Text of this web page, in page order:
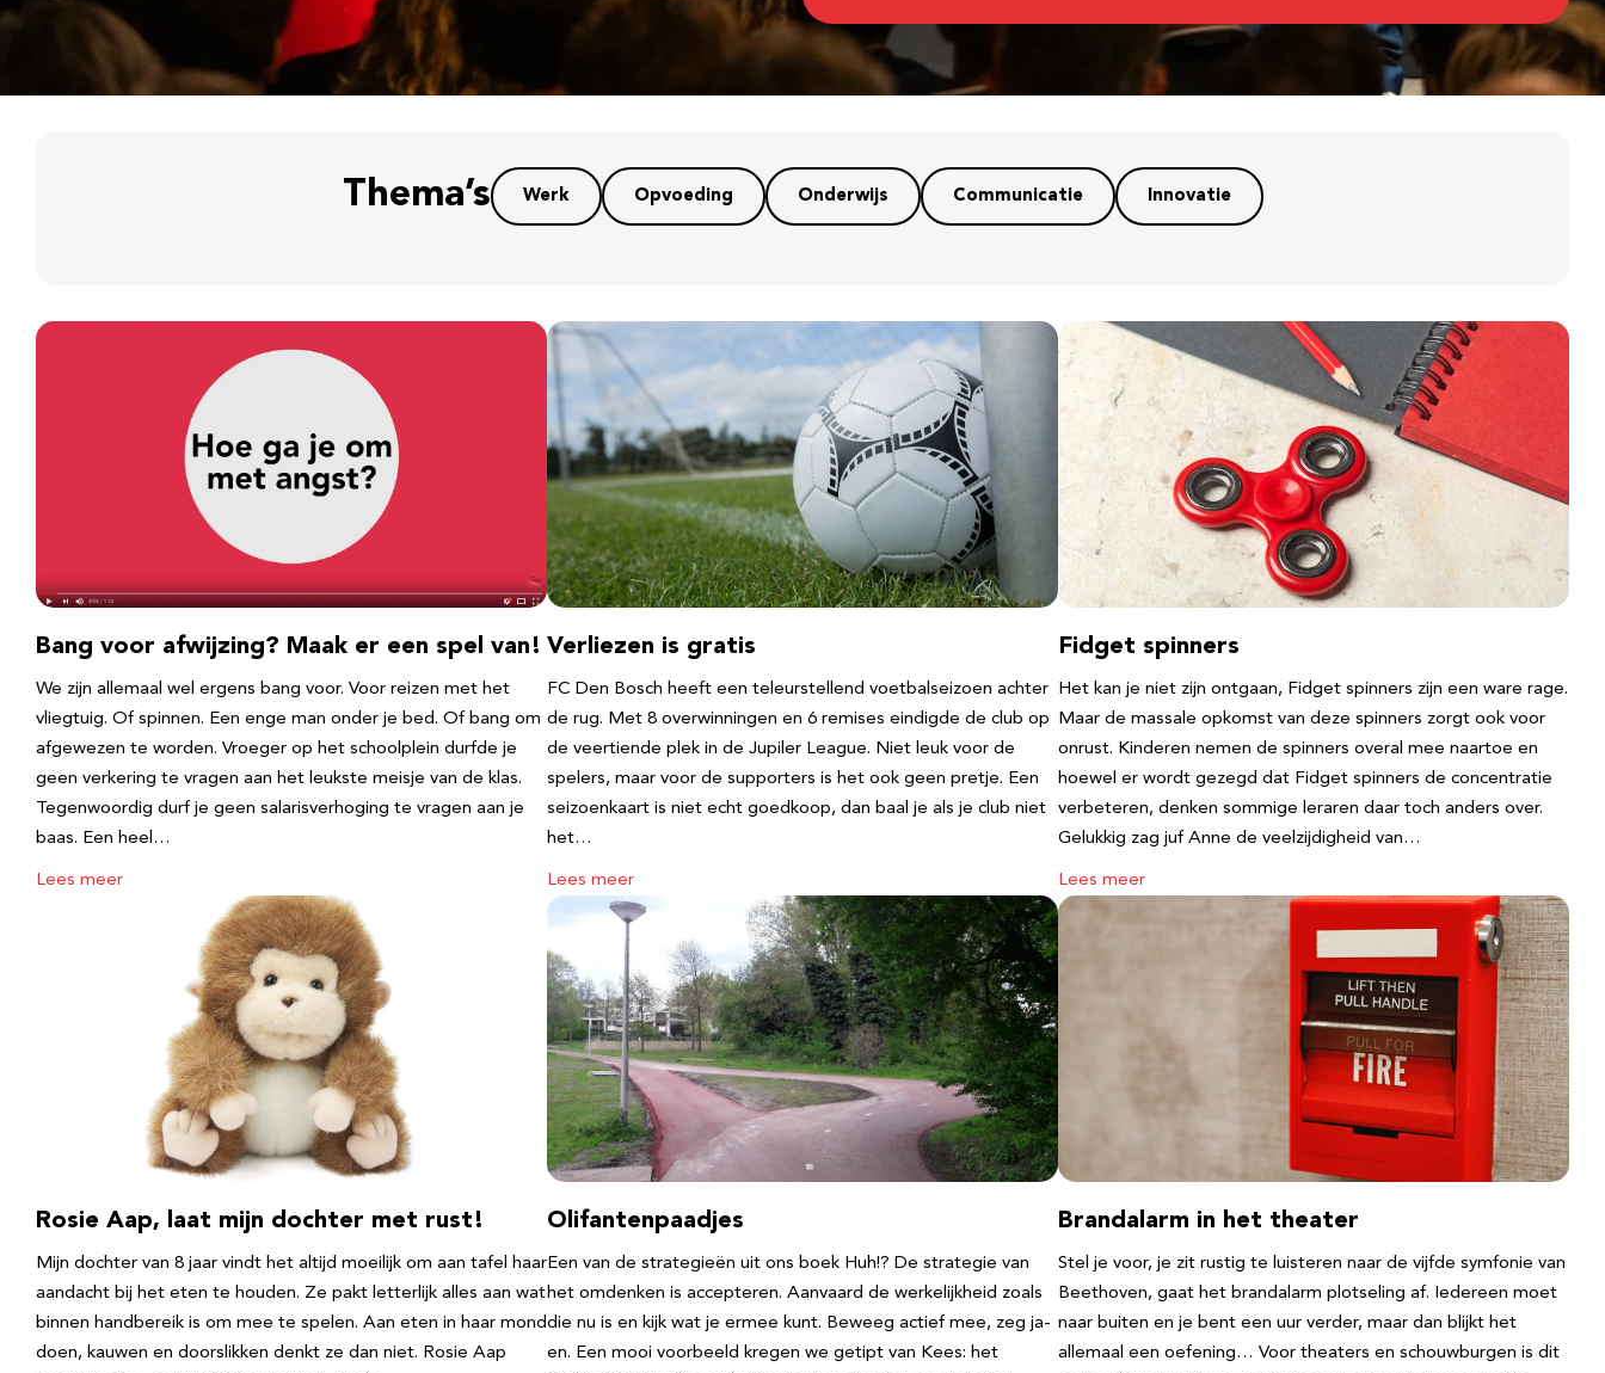
Thema’s Werk Opvoeding Onderwijs Communicatie Innovatie
Bang voor afwijzing? Maak er een spel van!
We zijn allemaal wel ergens bang voor. Voor reizen met het
vliegtuig. Of spinnen. Een enge man onder je bed. Of bang om
afgewezen te worden. Vroeger op het schoolplein durfde je
geen verkering te vragen aan het leukste meisje van de klas.
Tegenwoordig durf je geen salarisverhoging te vragen aan je
baas. Een heel…
Lees meer
Verliezen is gratis
FC Den Bosch heeft een teleurstellend voetbalseizoen achter
de rug. Met 8 overwinningen en 6 remises eindigde de club op
de veertiende plek in de Jupiler League. Niet leuk voor de
spelers, maar voor de supporters is het ook geen pretje. Een
seizoenkaart is niet echt goedkoop, dan baal je als je club niet
het…
Lees meer
Fidget spinners
Het kan je niet zijn ontgaan, Fidget spinners zijn een ware rage.
Maar de massale opkomst van deze spinners zorgt ook voor
onrust. Kinderen nemen de spinners overal mee naartoe en
hoewel er wordt gezegd dat Fidget spinners de concentratie
verbeteren, denken sommige leraren daar toch anders over.
Gelukkig zag juf Anne de veelzijdigheid van…
Lees meer
Rosie Aap, laat mijn dochter met rust!
Mijn dochter van 8 jaar vindt het altijd moeilijk om aan tafel haar
aandacht bij het eten te houden. Ze pakt letterlijk alles aan wat
binnen handbereik is om mee te spelen. Aan eten in haar mond
doen, kauwen en doorslikken denkt ze dan niet. Rosie Aap
Olifantenpaadjes
Een van de strategieën uit ons boek Huh!? De strategie van
het omdenken is accepteren. Aanvaard de werkelijkheid zoals
die nu is en kijk wat je ermee kunt. Beweeg actief mee, zeg ja-
en. Een mooi voorbeeld kregen we getipt van Kees: het
Brandalarm in het theater
Stel je voor, je zit rustig te luisteren naar de vijfde symfonie van
Beethoven, gaat het brandalarm plotseling af. Iedereen moet
naar buiten en je bent een uur verder, maar dan blijkt het
allemaal een oefening… Voor theaters en schouwburgen is dit